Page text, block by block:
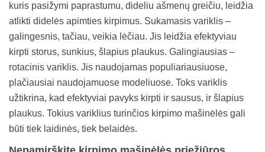
kuris pasižymi paprastumu, dideliu ašmenų greičiu, leidžia
atlikti didelės apimties kirpimus. Sukamasis variklis –
galingesnis, tačiau, veikia lėčiau. Jis leidžia efektyviau
kirpti storus, sunkius, šlapius plaukus. Galingiausias –
rotacinis variklis. Jis naudojamas populiariausiuose,
plačiausiai naudojamuose modeliuose. Toks variklis
užtikrina, kad efektyviai pavyks kirpti ir sausus, ir šlapius
plaukus. Tokius variklius turinčios kirpimo mašinėlės gali
būti tiek laidinės, tiek belaidės.